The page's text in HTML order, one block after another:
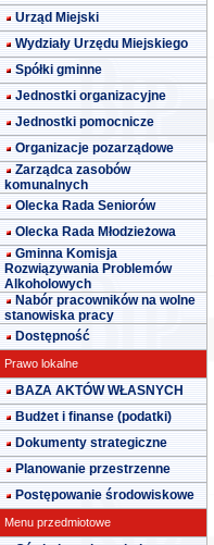
Urząd Miejski
Wydziały Urzędu Miejskiego
Spółki gminne
Jednostki organizacyjne
Jednostki pomocnicze
Organizacje pozarządowe
Zarządca zasobów
komunalnych
Olecka Rada Seniorów
Olecka Rada Młodzieżowa
Gminna Komisja
Rozwiązywania Problemów
Alkoholowych
Nabór pracowników na wolne
stanowiska pracy
Dostępność
Prawo lokalne
BAZA AKTÓW WŁASNYCH
Budżet i finanse (podatki)
Dokumenty strategiczne
Planowanie przestrzenne
Postępowanie środowiskowe
Menu przedmiotowe